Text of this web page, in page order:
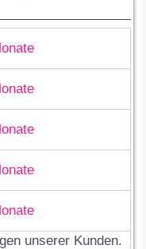
unserer Kunden.